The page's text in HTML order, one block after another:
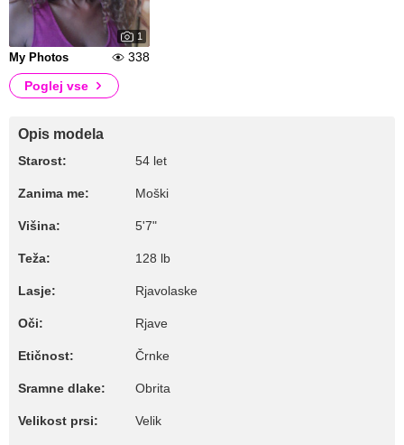
1
My Photos
338
Poglej vse
Opis modela
Starost: 54 let
Zanima me: Moški
Višina: 5'7"
Teža: 128 lb
Lasje: Rjavolaske
Oči: Rjave
Etičnost: Črnke
Sramne dlake: Obrita
Velikost prsi: Velik